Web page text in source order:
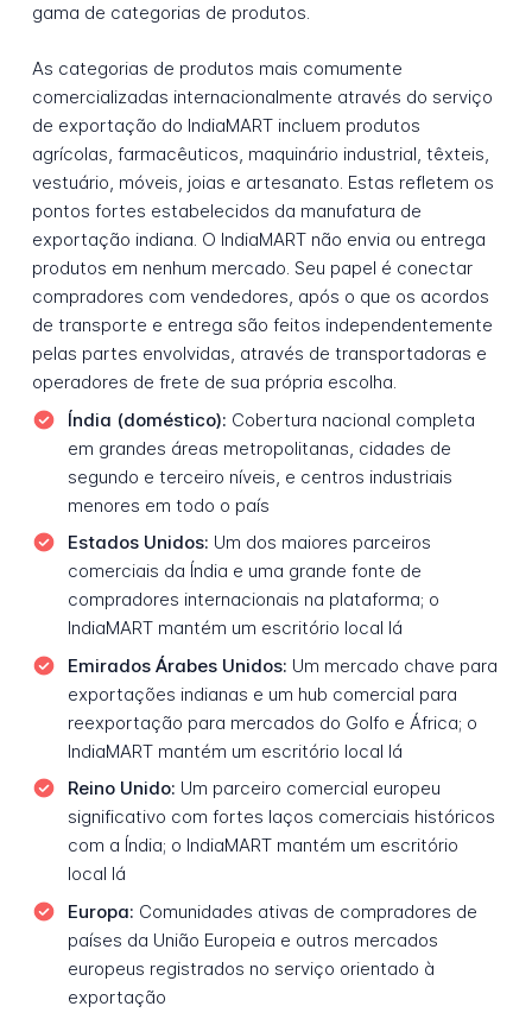
gama de categorias de produtos.
As categorias de produtos mais comumente
comercializadas internacionalmente através do serviço
de exportação do IndiaMART incluem produtos
agrícolas, farmacêuticos, maquinário industrial, têxteis,
vestuário, móveis, joias e artesanato. Estas refletem os
pontos fortes estabelecidos da manufatura de
exportação indiana. O IndiaMART não envia ou entrega
produtos em nenhum mercado. Seu papel é conectar
compradores com vendedores, após o que os acordos
de transporte e entrega são feitos independentemente
pelas partes envolvidas, através de transportadoras e
operadores de frete de sua própria escolha.
Índia (doméstico): Cobertura nacional completa
em grandes áreas metropolitanas, cidades de
segundo e terceiro níveis, e centros industriais
menores em todo o país
Estados Unidos: Um dos maiores parceiros
comerciais da Índia e uma grande fonte de
compradores internacionais na plataforma; o
IndiaMART mantém um escritório local lá
Emirados Árabes Unidos: Um mercado chave para
exportações indianas e um hub comercial para
reexportação para mercados do Golfo e África; o
IndiaMART mantém um escritório local lá
Reino Unido: Um parceiro comercial europeu
significativo com fortes laços comerciais históricos
com a Índia; o IndiaMART mantém um escritório
local lá
Europa: Comunidades ativas de compradores de
países da União Europeia e outros mercados
europeus registrados no serviço orientado à
exportação